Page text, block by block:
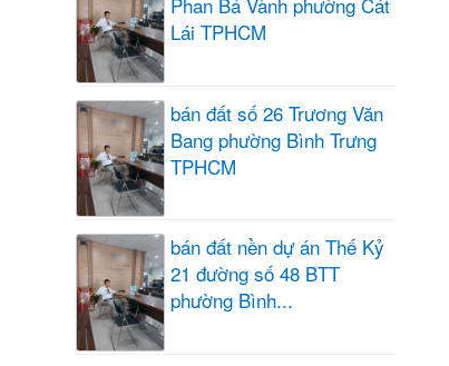
Lái TPHCM
bán đất số 26 Trương Văn
Bang phường Bình Trưng
TPHCM
bán đất nền dự án Thế Kỷ
21 đường số 48 BTT
phường Bình...